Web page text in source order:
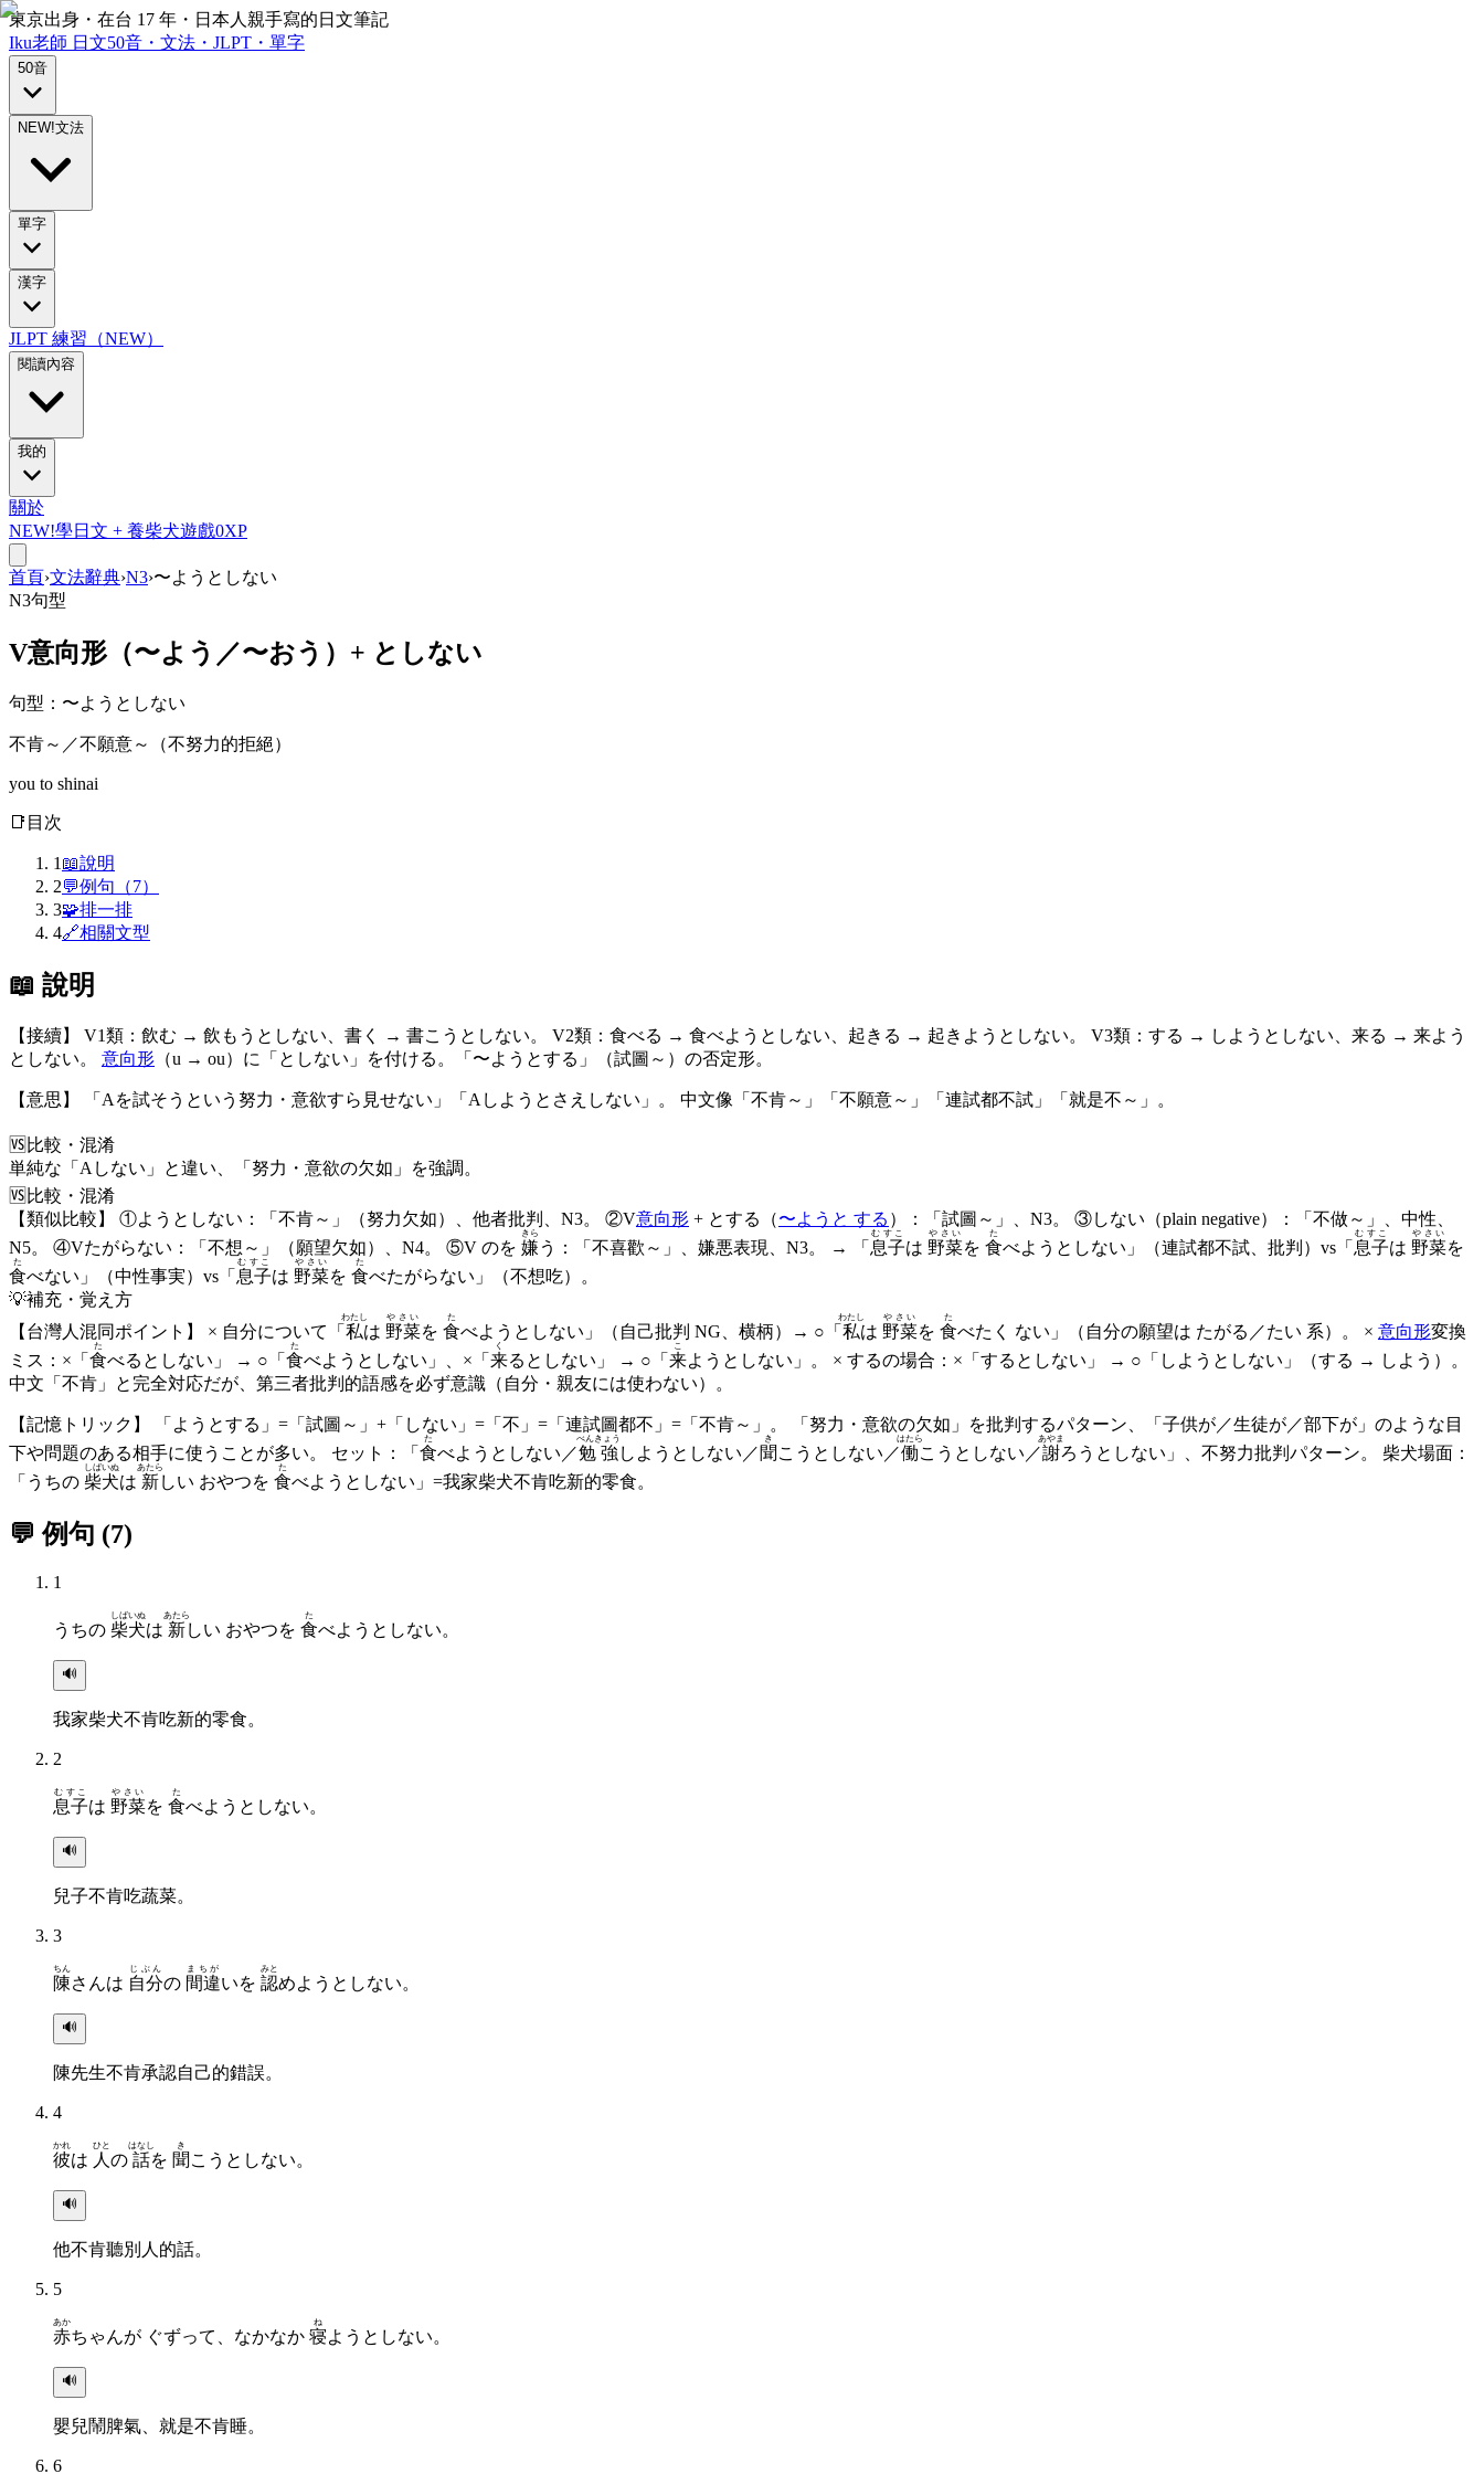
東京出身・在台 17 年・日本人親手寫的日文筆記
Iku老師 日文50音・文法・JLPT・單字
50音
NEW!文法
單字
漢字
JLPT 練習（NEW）
閱讀內容
我的
關於
NEW!學日文 + 養柴犬遊戲0XP
首頁›文法辭典›N3›〜ようとしない
N3句型
V意向形（〜よう／〜おう）+ としない
句型 ： 〜ようとしない
不肯～／不願意～（不努力的拒絕）
you to shinai
📑 目次
1 📖說明
2💬例句（7）
3🧩排一排
4🔗相關文型
📖 說明
【接續】 V1類：飲む → 飲もうとしない、書く → 書こうとしない。 V2類：食べる → 食べようとしない、起きる → 起きようとしない。 V3類：する → しようとしない、来る → 来よう
としない。 意向形 （u → ou）に「としない」を付ける。「〜ようとする」（試圖～）の否定形。
【意思】 「Aを試そうという努力・意欲すら見せない」「Aしようとさえしない」。 中文像「不肯～」「不願意～」「連試都不試」「就是不～」。
🆚 比較・混淆
単純な「Aしない」と違い、「努力・意欲の欠如」を強調。
🆚 比較・混淆
【類似比較】 ①ようとしない：「不肯～」（努力欠如）、他者批判、N3。 ②V意向形 + とする（〜ようと する ）：「試圖～」、N3。 ③しない（plain negative）：「不做～」、中性、
N5。 ④Vたがらない：「不想～」（願望欠如）、N4。 ⑤V のを 嫌
きら
う：「不喜歡～」、嫌悪表現、N3。 → 「 息子
むすこ
は 野菜
やさい
を 食
た
べようとしない」（連試都不試、批判）vs「 息子
むすこ
は 野菜
やさい
を
食
た
べない」（中性事実）vs「 息子
むすこ
は 野菜
やさい
を 食
た
べたがらない」（不想吃）。
💡補充・覚え方
【台灣人混同ポイント】 × 自分について「 私
わたし
は 野菜
やさい
を 食
た
べようとしない」（自己批判 NG、横柄）→ ○「 私
わたし
は 野菜
やさい
を 食
た
べたく ない」（自分の願望は たがる／たい 系）。 × 意向形変換
ミス：×「 食
た
べるとしない」 → ○「 食
た
べようとしない」、×「 来
く
るとしない」 → ○「 来
こ
ようとしない」。 × するの場合：×「するとしない」 → ○「しようとしない」（する → しよう）。
中文「不肯」と完全対応だが、第三者批判的語感を必ず意識（自分・親友には使わない）。
【記憶トリック】 「ようとする」=「試圖～」+「しない」=「不」=「連試圖都不」=「不肯～」。 「努力・意欲の欠如」を批判するパターン、「子供が／生徒が／部下が」のような目
下や問題のある相手に使うことが多い。 セット：「 食
た
べようとしない／勉強
べんきょう
しようとしない／聞
き
こうとしない／働
はたら
こうとしない／謝
あやま
ろうとしない」、不努力批判パターン。 柴犬場面：
「うちの 柴犬
しばいぬ
は 新
あたら
しい おやつを 食
た
べようとしない」=我家柴犬不肯吃新的零食。
💬 例句 (7)
1
うちの 柴犬
しばいぬ
は 新
あたら
しい おやつを 食
た
べようとしない。
🔊
我家柴犬不肯吃新的零食。
2
息子
むすこ
は 野菜
やさい
を 食
た
べようとしない。
🔊
兒子不肯吃蔬菜。
3
陳
ちん
さんは 自分
じぶん
の 間違
まちが
いを 認
みと
めようとしない。
🔊
陳先生不肯承認自己的錯誤。
4
彼
かれ
は 人
ひと
の 話
はなし
を 聞
き
こうとしない。
🔊
他不肯聽別人的話。
5
赤
あか
ちゃんが ぐずって、なかなか 寝
ね
ようとしない。
🔊
嬰兒鬧脾氣、就是不肯睡。
6